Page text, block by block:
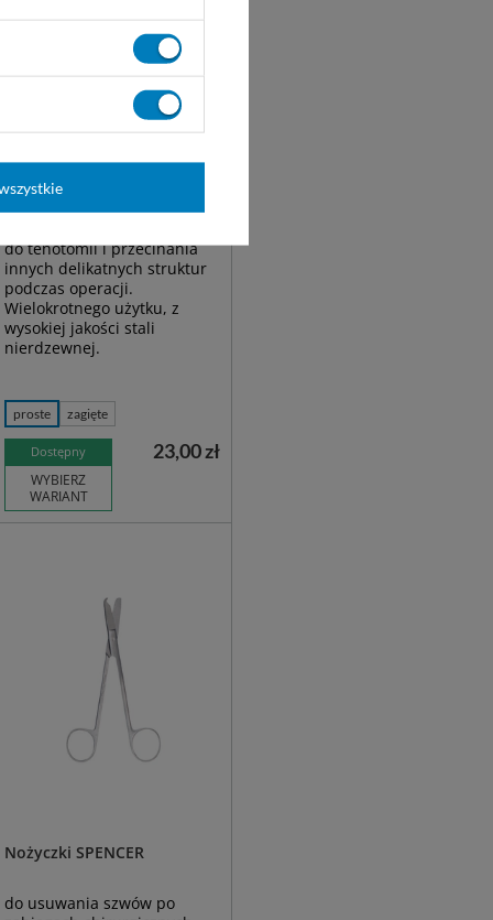
Nożyczki STEVENS 11,5 cm
do tenotomii i przecinania
innych delikatnych struktur
podczas operacji.
Wielokrotnego użytku, z
wysokiej jakości stali
nierdzewnej.
proste zagięte
Dostępny
WYBIERZ
WARIANT
23,00 zł
Nożyczki SPENCER
do usuwania szwów po